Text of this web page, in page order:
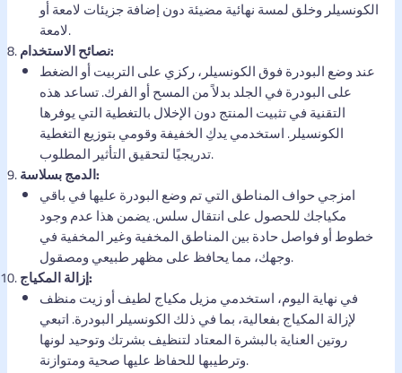
الكونسيلر وخلق لمسة نهائية مضيئة دون إضافة جزيئات لامعة أو
لامعة.
نصائح الاستخدام:
عند وضع البودرة فوق الكونسيلر، ركزي على التربيت أو الضغط
على البودرة في الجلد بدلاً من المسح أو الفرك. تساعد هذه
التقنية في تثبيت المنتج دون الإخلال بالتغطية التي يوفرها
الكونسيلر. استخدمي يدكِ الخفيفة وقومي بتوزيع التغطية
تدريجيًا لتحقيق التأثير المطلوب.
الدمج بسلاسة:
امزجي حواف المناطق التي تم وضع البودرة عليها في باقي
مكياجك للحصول على انتقال سلس. يضمن هذا عدم وجود
خطوط أو فواصل حادة بين المناطق المخفية وغير المخفية في
وجهك، مما يحافظ على مظهر طبيعي ومصقول.
إزالة المكياج:
في نهاية اليوم، استخدمي مزيل مكياج لطيف أو زيت منظف
لإزالة المكياج بفعالية، بما في ذلك الكونسيلر البودرة. اتبعي
روتين العناية بالبشرة المعتاد لتنظيف بشرتك وتوحيد لونها
وترطيبها للحفاظ عليها صحية ومتوازنة.